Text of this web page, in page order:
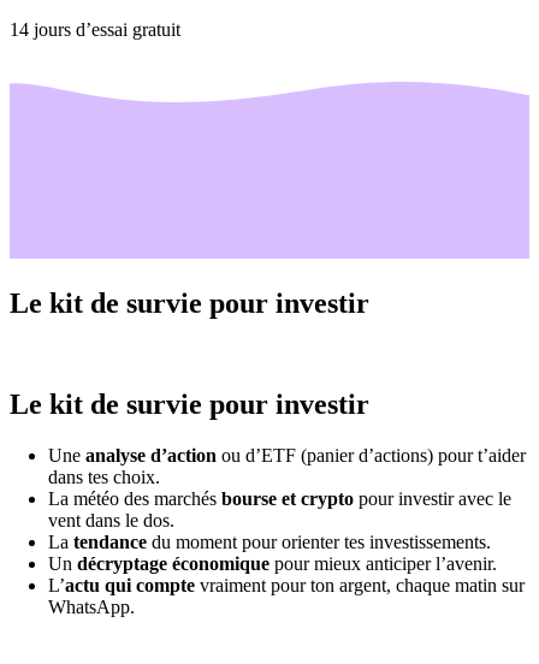
14 jours d’essai gratuit
Le kit de survie pour investir
Le kit de survie pour investir
Une analyse d’action ou d’ETF (panier d’actions) pour t’aider
dans tes choix.
La météo des marchés bourse et crypto pour investir avec le
vent dans le dos.
La tendance du moment pour orienter tes investissements.
Un décryptage économique pour mieux anticiper l’avenir.
L’actu qui compte vraiment pour ton argent, chaque matin sur
WhatsApp.